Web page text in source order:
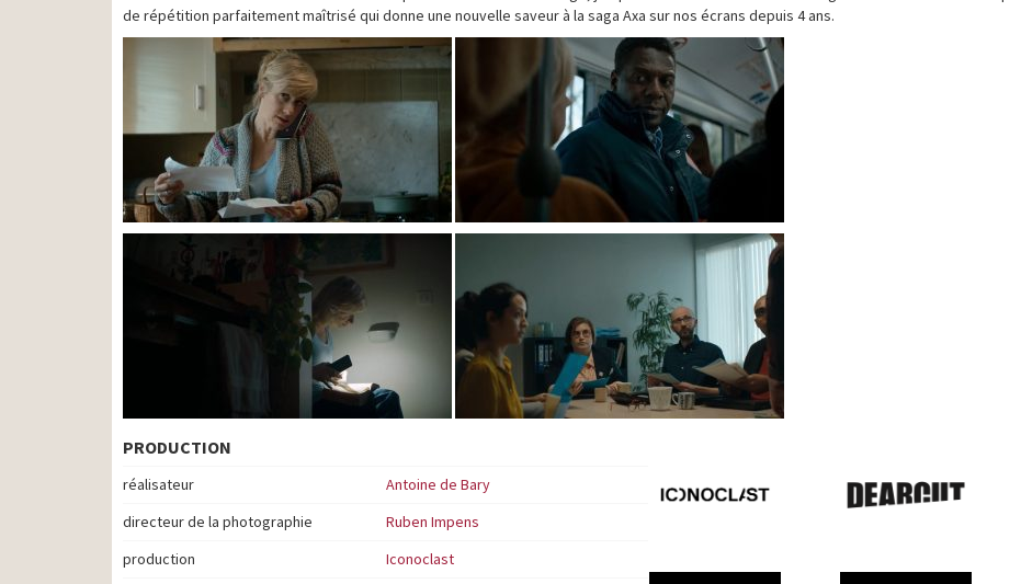
de répétition parfaitement maîtrisé qui donne une nouvelle saveur à la saga Axa sur nos écrans depuis 4 ans.
PRODUCTION
réalisateur
Antoine de Bary
directeur de la photographie
Ruben Impens
production
Iconoclast